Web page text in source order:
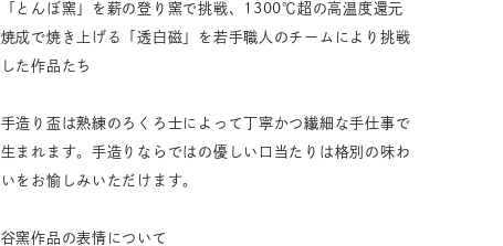
「とんぼ窯」を薪の登り窯で挑戦、1300℃超の高温度還元
焼成で焼き上げる「透白磁」を若手職人のチームにより挑戦
した作品たち
手造り盃は熟練のろくろ士によって丁寧かつ繊細な手仕事で
生まれます。手造りならではの優しい口当たりは格別の味わ
いをお愉しみいただけます。
谷窯作品の表情について